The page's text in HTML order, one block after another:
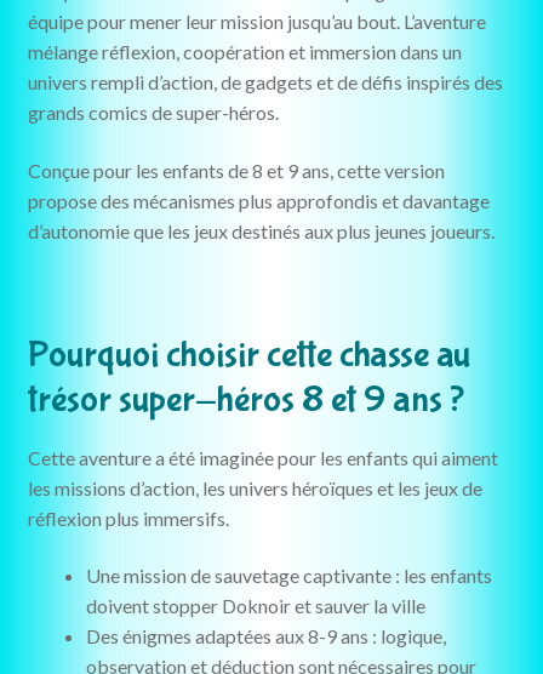
équipe pour mener leur mission jusqu’au bout. L’aventure
mélange réflexion, coopération et immersion dans un
univers rempli d’action, de gadgets et de défis inspirés des
grands comics de super-héros.
Conçue pour les enfants de 8 et 9 ans, cette version
propose des mécanismes plus approfondis et davantage
d’autonomie que les jeux destinés aux plus jeunes joueurs.
Pourquoi choisir cette chasse au
trésor super-héros 8 et 9 ans ?
Cette aventure a été imaginée pour les enfants qui aiment
les missions d’action, les univers héroïques et les jeux de
réflexion plus immersifs.
Une mission de sauvetage captivante : les enfants
doivent stopper Doknoir et sauver la ville
Des énigmes adaptées aux 8-9 ans : logique,
observation et déduction sont nécessaires pour